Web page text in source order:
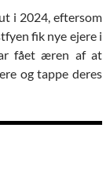
i 2024, eftersom
fik nye ejere i
fået æren af at
og tappe deres